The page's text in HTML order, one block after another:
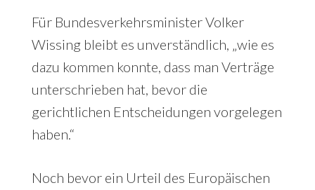
Für Bundesverkehrsminister Volker
Wissing bleibt es unverständlich, „wie es
dazu kommen konnte, dass man Verträge
unterschrieben hat, bevor die
gerichtlichen Entscheidungen vorgelegen
haben.“
Noch bevor ein Urteil des Europäischen